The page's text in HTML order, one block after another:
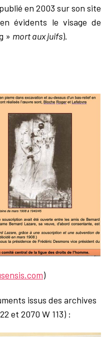
en 2003 sur son site
évidents le visage de
» mort aux juifs).
)
issus des archives
et 2070 W 113) :